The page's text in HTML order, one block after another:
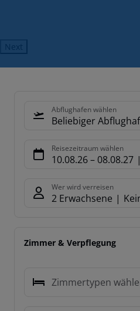
Next
Abflughafen wählen
Beliebiger
Reisezeitraum wählen
10.08.26– 08.08.27
Wer wird verreisen
2 Erwachsene
Zimmer & Verpflegung
Zimmertypen